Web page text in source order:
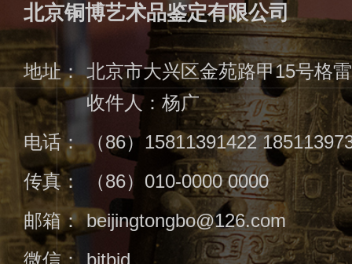
北京铜博艺术品鉴定有限公司
地址： 北京市大兴区金苑路甲15号格
收件人：杨广
电话： （86）15811391422
传真：
（86）010-0000 0000
邮箱： beijingtongbo@126.com
微信： bjtbjd